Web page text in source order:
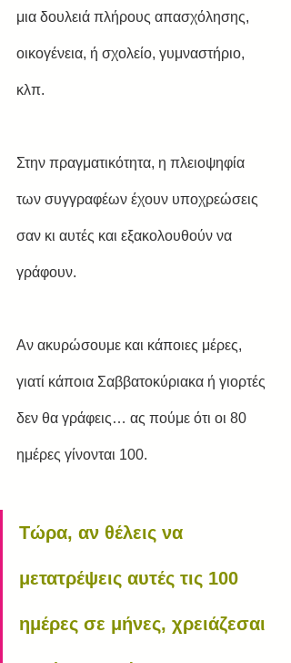
μια δουλειά πλήρους απασχόλησης,
οικογένεια, ή σχολείο, γυμναστήριο,
κλπ.
Στην πραγματικότητα, η πλειοψηφία
των συγγραφέων έχουν υποχρεώσεις
σαν κι αυτές και εξακολουθούν να
γράφουν.
Αν ακυρώσουμε και κάποιες μέρες,
γιατί κάποια Σαββατοκύριακα ή γιορτές
δεν θα γράφεις… ας πούμε ότι οι 80
ημέρες γίνονται 100.
Τώρα, αν θέλεις να
μετατρέψεις αυτές τις 100
ημέρες σε μήνες, χρειάζεσαι